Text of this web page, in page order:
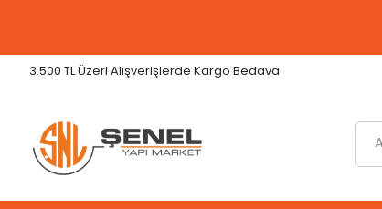
3.500 TL Üzeri Alışverişlerde Kargo Bedava